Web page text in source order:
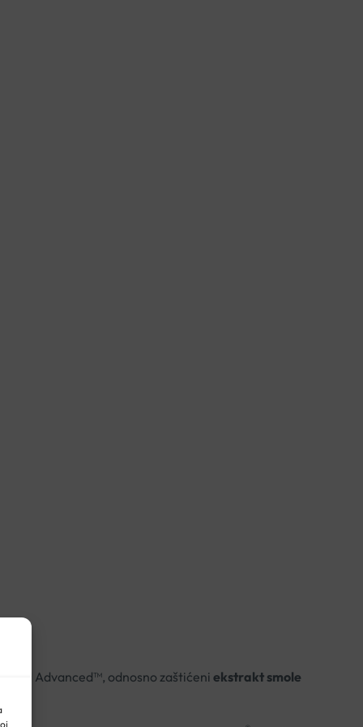
Advanced™, odnosno zaštićeni ekstrakt smole